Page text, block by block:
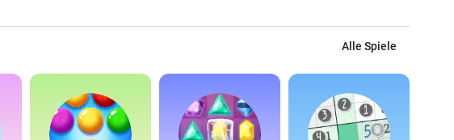
Alle Spiele